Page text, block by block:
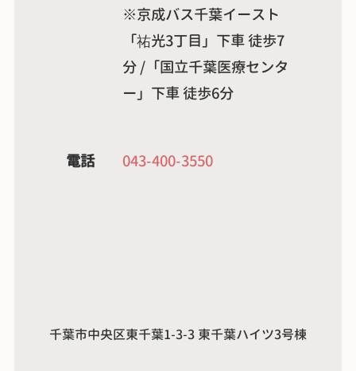
※京成バス千葉イースト
「祐光3丁目」下車 徒歩7
分 /「国立千葉医療センタ
ー」下車 徒歩6分
電話 043-400-3550
千葉市中央区東千葉1-3-3 東千葉ハイツ3号棟